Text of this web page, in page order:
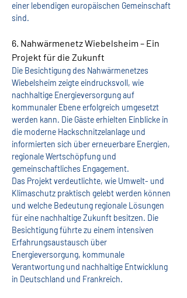
einer lebendigen europäischen Gemeinschaft
sind.
6. Nahwärmenetz Wiebelsheim – Ein
Projekt für die Zukunft
Die Besichtigung des Nahwärmenetzes
Wiebelsheim zeigte eindrucksvoll, wie
nachhaltige Energieversorgung auf
kommunaler Ebene erfolgreich umgesetzt
werden kann. Die Gäste erhielten Einblicke in
die moderne Hackschnitzelanlage und
informierten sich über erneuerbare Energien,
regionale Wertschöpfung und
gemeinschaftliches Engagement.
Das Projekt verdeutlichte, wie Umwelt- und
Klimaschutz praktisch gelebt werden können
und welche Bedeutung regionale Lösungen
für eine nachhaltige Zukunft besitzen. Die
Besichtigung führte zu einem intensiven
Erfahrungsaustausch über
Energieversorgung, kommunale
Verantwortung und nachhaltige Entwicklung
in Deutschland und Frankreich.